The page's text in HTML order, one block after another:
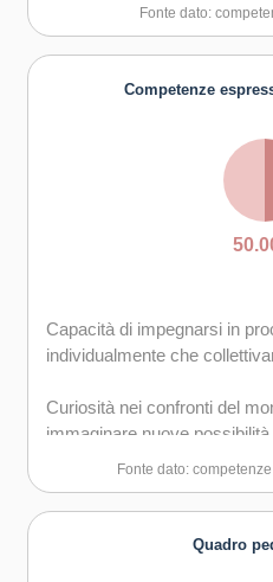
Fonte dato:
Competenze
Capacità di impegnarsi in
individualmente che
Curiosità nei confronti del
immaginare nuove possibilità
Fonte dato:
Quadro